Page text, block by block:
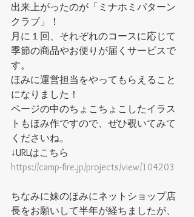
出来上がったのが「ミナホミパターン
クラブ」！
月に１回、それぞれのコースに応じて
季節の商品やお便りが届くサービスで
す。
ほみに運営担当をやってもらえること
になりました！
ページの中のちょこちょこしたイラス
トもほみ作ですので、ぜひ覗いてみて
くださいね。
↓URLはこちら
https://camp-fire.jp/projects/view/104203
ちなみに妹のほみにネットショップ店
長をお願いして半年が経ちましたが、